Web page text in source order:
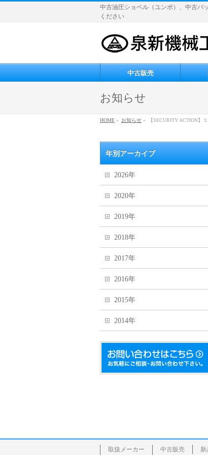
中古油圧ショベル（ユンボ）、中古バ
ください
中古販売
お知らせ
HOME » お知らせ » 【SECURITY ACTION】
年別アーカイブ
2026年
2020年
2019年
2018年
2017年
2016年
2015年
2014年
取扱メーカー 中古販売 新